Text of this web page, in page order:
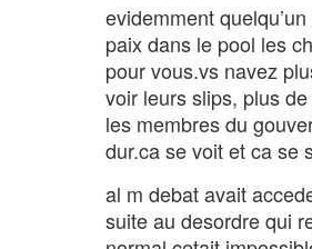
evidemment
paix dans le pool les
pour vous.vs navez
voir leurs slips, plus
les membres du
dur.ca se voit et ca se
al m debat avait
suite au desordre qui